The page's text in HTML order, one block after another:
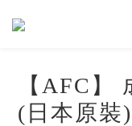
【AFC】
(日本原裝)